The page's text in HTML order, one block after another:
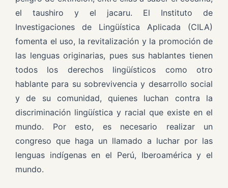
el taushiro y el jacaru. El Instituto de
Investigaciones de Lingüística Aplicada (CILA)
fomenta el uso, la revitalización y la promoción de
las lenguas originarias, pues sus hablantes tienen
todos los derechos lingüísticos como otro
hablante para su sobrevivencia y desarrollo social
y de su comunidad, quienes luchan contra la
discriminación lingüística y racial que existe en el
mundo. Por esto, es necesario realizar un
congreso que haga un llamado a luchar por las
lenguas indígenas en el Perú, Iberoamérica y el
mundo.